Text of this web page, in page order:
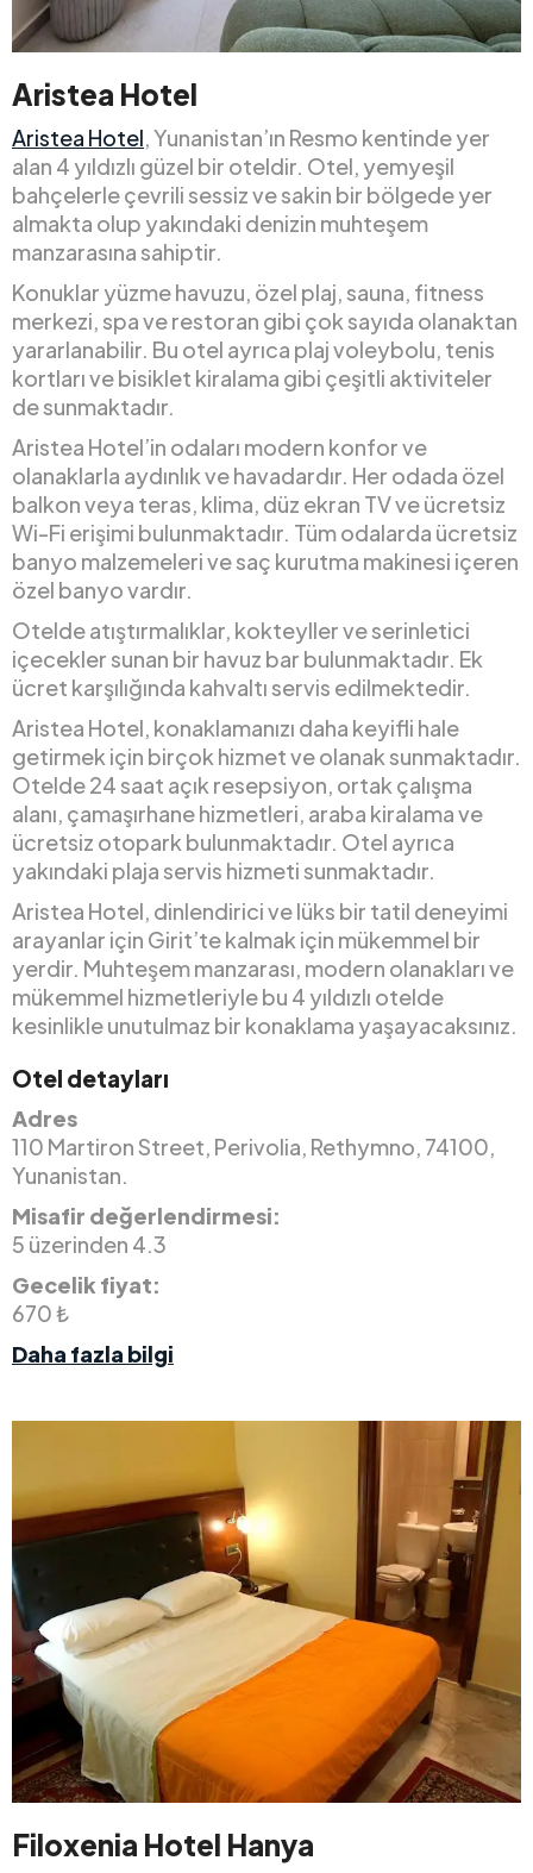
Aristea Hotel
Aristea Hotel, Yunanistan’ın Resmo kentinde yer
alan 4 yıldızlı güzel bir oteldir. Otel, yemyeşil
bahçelerle çevrili sessiz ve sakin bir bölgede yer
almakta olup yakındaki denizin muhteşem
manzarasına sahiptir.
Konuklar yüzme havuzu, özel plaj, sauna, fitness
merkezi, spa ve restoran gibi çok sayıda olanaktan
yararlanabilir. Bu otel ayrıca plaj voleybolu, tenis
kortları ve bisiklet kiralama gibi çeşitli aktiviteler
de sunmaktadır.
Aristea Hotel’in odaları modern konfor ve
olanaklarla aydınlık ve havadardır. Her odada özel
balkon veya teras, klima, düz ekran TV ve ücretsiz
Wi-Fi erişimi bulunmaktadır. Tüm odalarda ücretsiz
banyo malzemeleri ve saç kurutma makinesi içeren
özel banyo vardır.
Otelde atıştırmalıklar, kokteyller ve serinletici
içecekler sunan bir havuz bar bulunmaktadır. Ek
ücret karşılığında kahvaltı servis edilmektedir.
Aristea Hotel, konaklamanızı daha keyifli hale
getirmek için birçok hizmet ve olanak sunmaktadır.
Otelde 24 saat açık resepsiyon, ortak çalışma
alanı, çamaşırhane hizmetleri, araba kiralama ve
ücretsiz otopark bulunmaktadır. Otel ayrıca
yakındaki plaja servis hizmeti sunmaktadır.
Aristea Hotel, dinlendirici ve lüks bir tatil deneyimi
arayanlar için Girit’te kalmak için mükemmel bir
yerdir. Muhteşem manzarası, modern olanakları ve
mükemmel hizmetleriyle bu 4 yıldızlı otelde
kesinlikle unutulmaz bir konaklama yaşayacaksınız.
Otel detayları
Adres
110 Martiron Street, Perivolia, Rethymno, 74100,
Yunanistan.
Misafir değerlendirmesi:
5 üzerinden 4.3
Gecelik fiyat:
670 ₺
Daha fazla bilgi
Filoxenia Hotel Hanya